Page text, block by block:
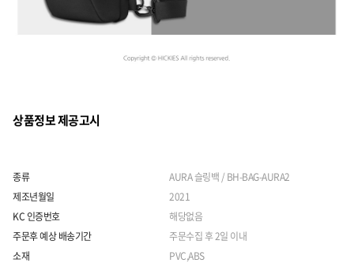
상품정보 제공고시
종류
AURA 슬링백 / BH-BAG-AURA2
제조년월일
2021
KC 인증번호
해당없음
주문후 예상 배송기간
주문수집 후 2일 이내
소재
PVC,ABS